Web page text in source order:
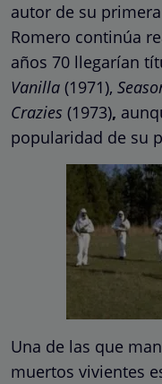
autor de su
Romero continúa
años 70 llegarían
Vanilla (1971),
Crazies (1973),
popularidad de su
Una de las que
muertos vivientes